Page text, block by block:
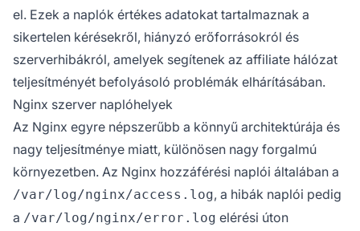
el. Ezek a naplók értékes adatokat tartalmaznak a
sikertelen kérésekről, hiányzó erőforrásokról és
szerverhibákról, amelyek segítenek az affiliate hálózat
teljesítményét befolyásoló problémák elhárításában.
Nginx szerver naplóhelyek
Az Nginx egyre népszerűbb a könnyű architektúrája és
nagy teljesítménye miatt, különösen nagy forgalmú
környezetben. Az Nginx hozzáférési naplói általában a
/var/log/nginx/access.log, a hibák naplói pedig
a /var/log/nginx/error.log elérési úton